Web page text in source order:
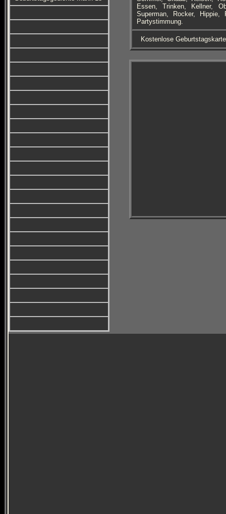
Essen, Trinken, Kellner,
Superman, Rocker,
Partystimmung.
Kostenlose